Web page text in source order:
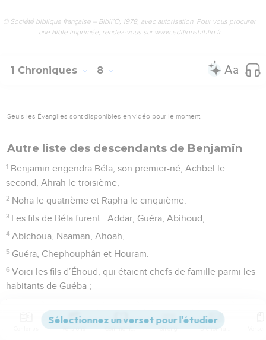
© Société biblique française – Bibli’O, 1978, avec autorisation. Pour vous procurer
une Bible imprimée, rendez-vous sur www.editionsbiblio.fr
1 Chroniques 8
Seuls les Évangiles sont disponibles en vidéo pour le moment.
Autre liste des descendants de Benjamin
1 Benjamin engendra Béla, son premier-né, Achbel le
second, Ahrah le troisième,
2 Noha le quatrième et Rapha le cinquième.
3 Les fils de Béla furent : Addar, Guéra, Abihoud,
4 Abichoua, Naaman, Ahoah,
5 Guéra, Chephouphân et Houram.
6 Voici les fils d’Éhoud, qui étaient chefs de famille parmi les
habitants de Guéba ;
ci les déporta. Il engendra Ouzza et Ahihoud.
Versions Commentaires Strong